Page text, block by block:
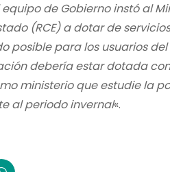
equipo de Gobierno instó al
(RCE) a dotar de
posible para los usuarios del
debería estar dotada
ministerio que estudie la
al periodo invernal«.